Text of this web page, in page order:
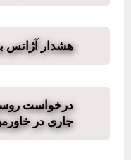
هشدار آژانس
درخواست
جاری در